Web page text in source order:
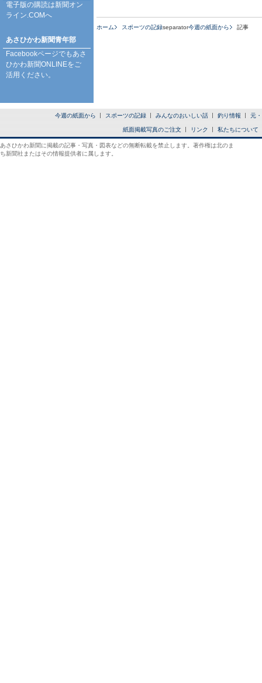
ホーム スポーツの記録separator今週の紙面から 記事
電子版の購読は新聞オン
ライン.COMへ
あさひかわ新聞青年部
Facebookページでもあさ
ひかわ新聞ONLINEをご
活用ください。
今週の紙面から スポーツの記録 みんなのおいしい話 釣り情報 元
紙面掲載写真のご注文 リンク 私たちについて
あさひかわ新聞に掲載の記事・写真・図表などの無断転載を禁止します。著作権は北のま
ち新聞社またはその情報提供者に属します。